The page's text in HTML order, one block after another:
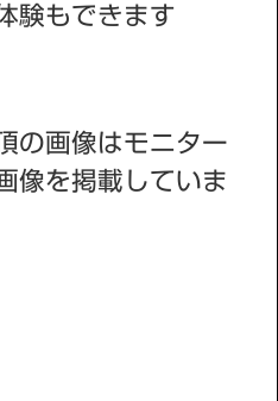
できます
の画像はモニター
像を掲載していま